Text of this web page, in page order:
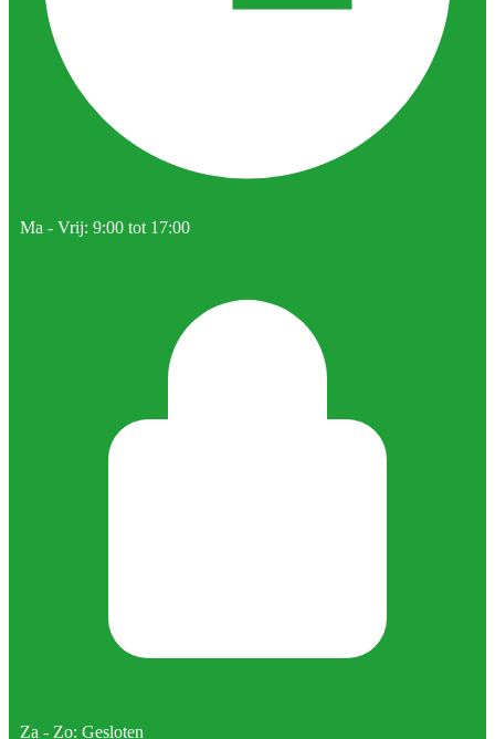
Ma - Vrij: 9:00 tot 17:00
Za - Zo: Gesloten